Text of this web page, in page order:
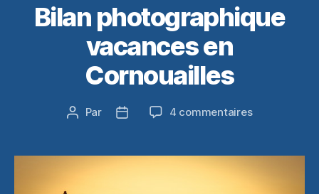
Bilan photographique
vacances en
Cornouailles
Auteur
Par
Date
4 commentairessur
vacances